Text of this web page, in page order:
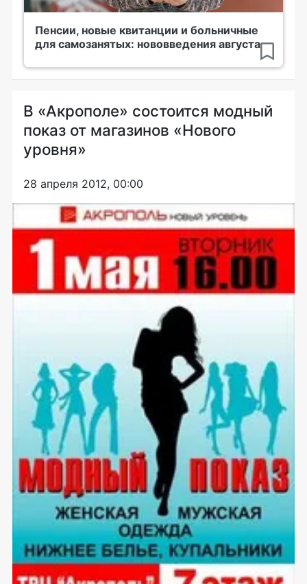
Пенсии, новые квитанции и больничные
для самозанятых: нововведения августа
В «Акрополе» состоится модный
показ от магазинов «Нового
уровня»
28 апреля 2012, 00:00